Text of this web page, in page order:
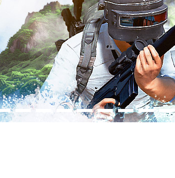
고객센터
공지사항
카카오게임즈 PC방
게임코인
게임시간선택제
이용제한 이의신청
보안센터